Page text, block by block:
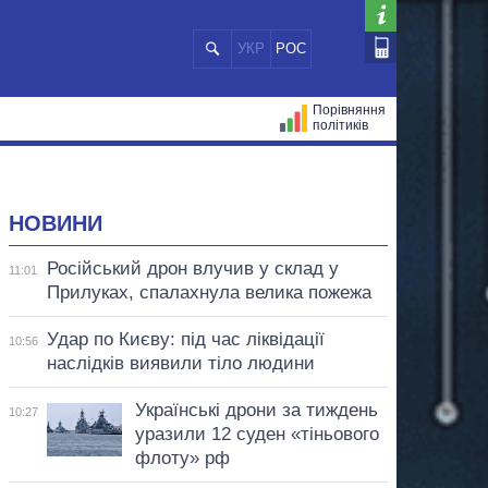
УКР РОС
Порівняння
політиків
НОВИНИ
11:01
Російський дрон влучив у склад у
Прилуках, спалахнула велика пожежа
10:56
Удар по Києву: під час ліквідації
наслідків виявили тіло людини
10:27
Українські дрони за тиждень
уразили 12 суден «тіньового
флоту» рф